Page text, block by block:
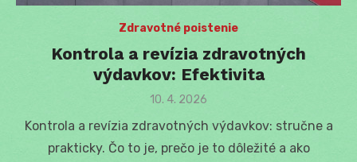
Zdravotné poistenie
Kontrola a revízia zdravotných
výdavkov: Efektivita
Posted
10. 4. 2026
Kontrola a revízia zdravotných výdavkov: stručne a
prakticky. Čo to je, prečo je to dôležité a ako